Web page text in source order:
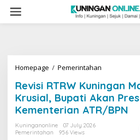
content
Homepage / Pemerintahan
Kuningan
Masuki
Tahap
Krusial,
Revisi RTRW Kuningan
Krusial, Bupati Akan
Kementerian ATR/BPN
Kuninganonline
07 July 2026
Pemerintahan
956 Views